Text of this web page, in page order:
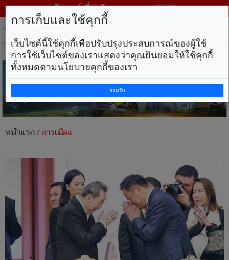
วันศุกร์ ที่ 7 สิงหาคม พ.ศ. 2569
หน้าแรก/การเมือง
การเก็บและใช้คุกกี้
เว็บไซต์นี้ใช้คุกกี้เพื่อปรับปรุงประสบการณ์ของผู้ใช้
การใช้เว็บไซต์ของเราแสดงว่าคุณยินยอมให้ใช้คุกกี้
ทั้งหมดตามนโยบายคุกกี้ของเรา
ยอมรับ